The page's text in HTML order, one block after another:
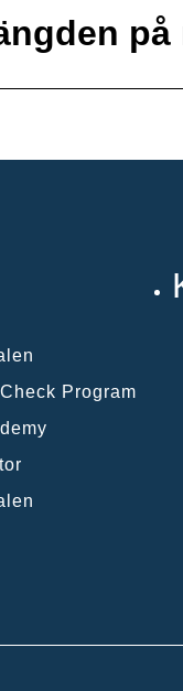
Program